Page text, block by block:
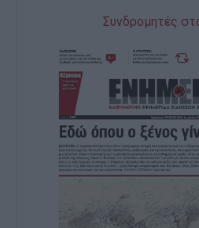
Συνδρομητές